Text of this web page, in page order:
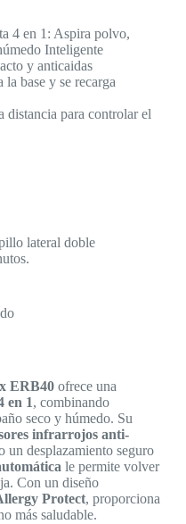
4 en 1: Aspira polvo,
Inteligente
y anticaidas
la base y se recarga
distancia para controlar el
lateral doble
ERB40ofrece una
en 1, combinando
seco y húmedo. Su
infrarrojos anti-
un desplazamiento seguro
le permite volver
Con un diseño
Protect, proporciona
más saludable.